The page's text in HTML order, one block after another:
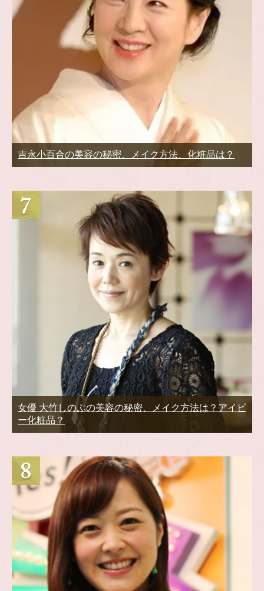
吉永小百合の美容の秘密、メイク方法、化粧品は？
女優 大竹しのぶの美容の秘密、メイク方法は？アイビ
ー化粧品？